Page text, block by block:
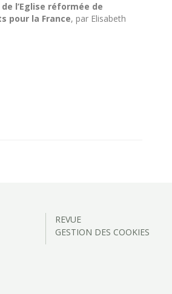
l’Eglise réformée de
pour la France, par Elisabeth
REVUE
GESTION DES COOKIES